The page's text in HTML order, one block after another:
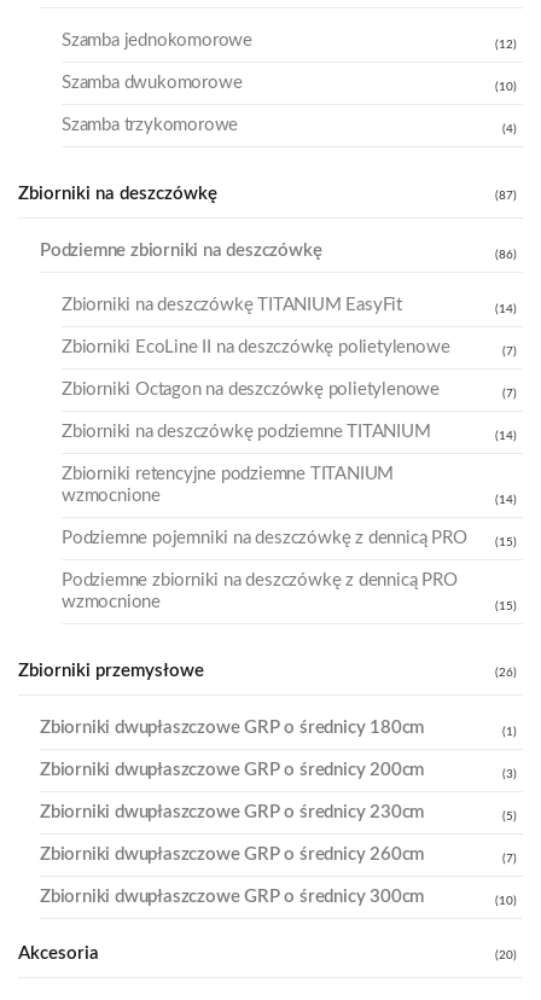
Szamba jednokomorowe (12)
Szamba dwukomorowe (10)
Szamba trzykomorowe (4)
Zbiorniki na deszczówkę (87)
Podziemne zbiorniki na deszczówkę (86)
Zbiorniki na deszczówkę TITANIUM EasyFit (14)
Zbiorniki EcoLine II na deszczówkę polietylenowe (7)
Zbiorniki Octagon na deszczówkę polietylenowe (7)
Zbiorniki na deszczówkę podziemne TITANIUM (14)
Zbiorniki retencyjne podziemne TITANIUM
wzmocnione
(14)
Podziemne pojemniki na deszczówkę z dennicą PRO (15)
Podziemne zbiorniki na deszczówkę z dennicą PRO
wzmocnione
(15)
Zbiorniki przemysłowe (26)
Zbiorniki dwupłaszczowe GRP o średnicy 180cm (1)
Zbiorniki dwupłaszczowe GRP o średnicy 200cm (3)
Zbiorniki dwupłaszczowe GRP o średnicy 230cm (5)
Zbiorniki dwupłaszczowe GRP o średnicy 260cm (7)
Zbiorniki dwupłaszczowe GRP o średnicy 300cm (10)
Akcesoria (20)